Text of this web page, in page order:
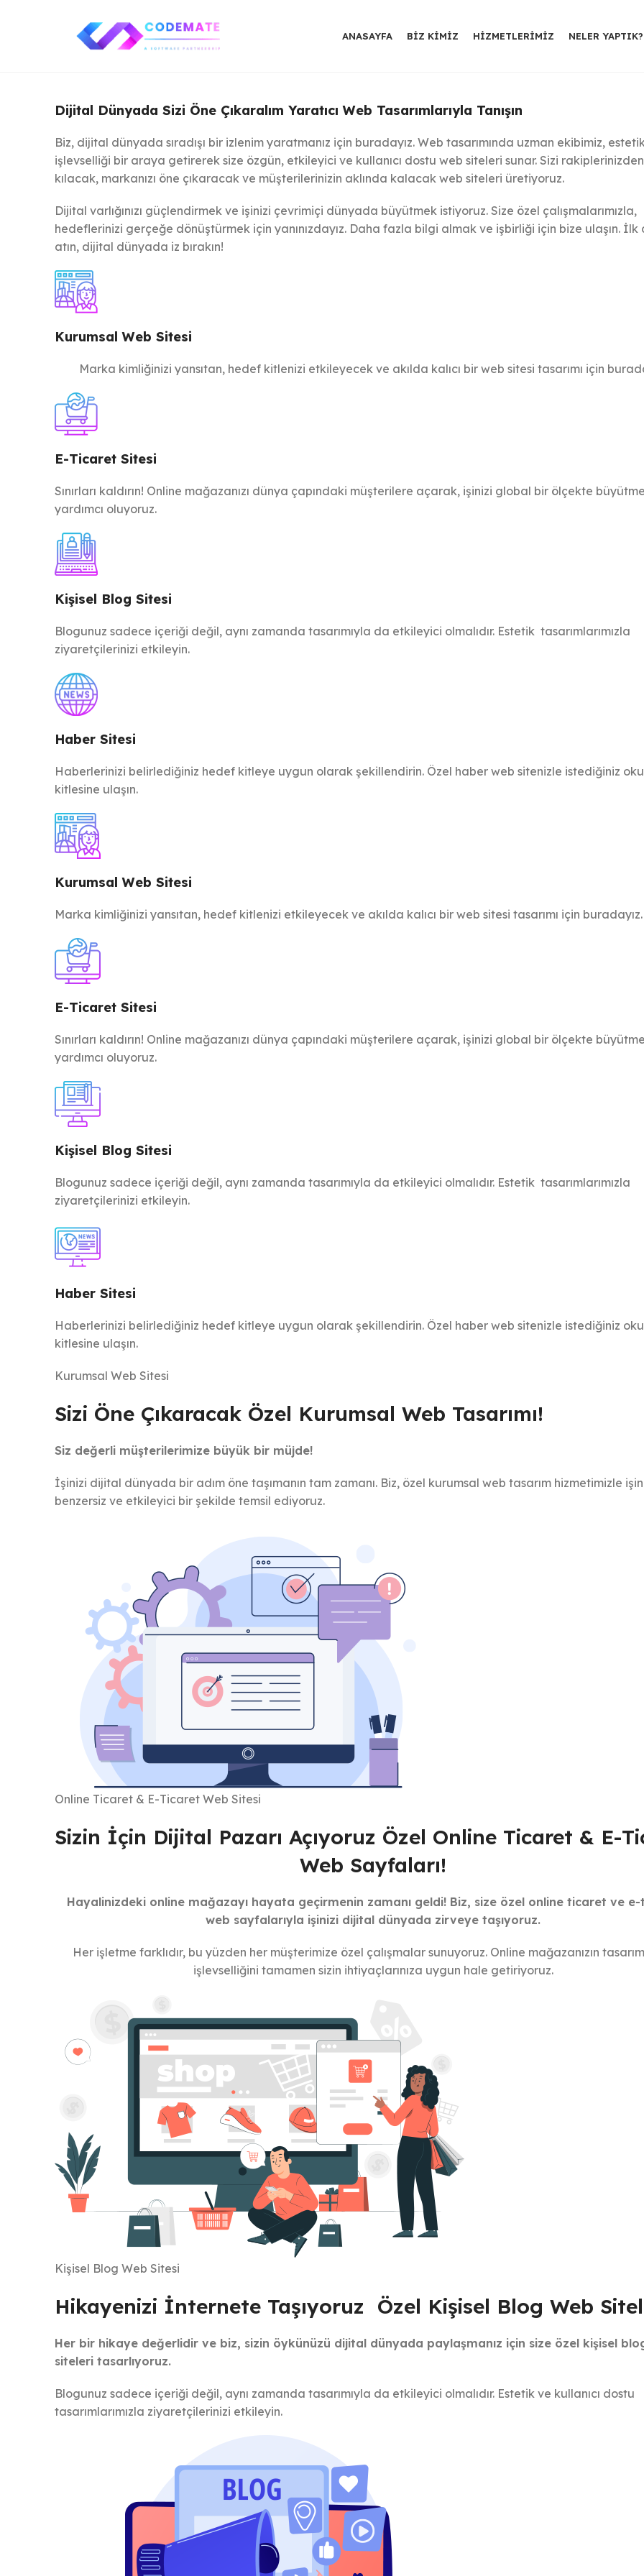
ANASAYFA BIZ KIMIZ HIZMETLERIMIZ NELER YAPTIK?
Dijital Dünyada Sizi Öne Çıkaralım Yaratıcı Web Tasarımlarıyla Tanışın
Biz, dijital dünyada sıradışı bir izlenim yaratmanız için buradayız. Web tasarımında uzman ekibimiz,
işlevselliği bir araya getirerek size özgün, etkileyici ve kullanıcı dostu web siteleri sunar. Sizi
kılacak, markanızı öne çıkaracak ve müşterilerinizin aklında kalacak web siteleri üretiyoruz.
Dijital varlığınızı güçlendirmek ve işinizi çevrimiçi dünyada büyütmek istiyoruz. Size özel çalışmalarımızla,
hedeflerinizi gerçeğe dönüştürmek için yanınızdayız. Daha fazla bilgi almak ve işbirliği için bize ulaşın. İlk
atın, dijital dünyada iz bırakın!
Kurumsal Web Sitesi
Marka kimliğinizi yansıtan, hedef kitlenizi etkileyecek ve akılda kalıcı bir web sitesi tasarımı için
E-Ticaret Sitesi
Sınırları kaldırın! Online mağazanızı dünya çapındaki müşterilere açarak, işinizi global bir ölçekte
yardımcı oluyoruz.
Kişisel Blog Sitesi
Blogunuz sadece içeriği değil, aynı zamanda tasarımıyla da etkileyici olmalıdır. Estetik tasarımlarımızla
ziyaretçilerinizi etkileyin.
Haber Sitesi
Haberlerinizi belirlediğiniz hedef kitleye uygun olarak şekillendirin. Özel haber web sitenizle istediğiniz
kitlesine ulaşın.
Kurumsal Web Sitesi
Marka kimliğinizi yansıtan, hedef kitlenizi etkileyecek ve akılda kalıcı bir web sitesi tasarımı için buradayız.
E-Ticaret Sitesi
Sınırları kaldırın! Online mağazanızı dünya çapındaki müşterilere açarak, işinizi global bir ölçekte
yardımcı oluyoruz.
Kişisel Blog Sitesi
Blogunuz sadece içeriği değil, aynı zamanda tasarımıyla da etkileyici olmalıdır. Estetik tasarımlarımızla
ziyaretçilerinizi etkileyin.
Haber Sitesi
Haberlerinizi belirlediğiniz hedef kitleye uygun olarak şekillendirin. Özel haber web sitenizle istediğiniz
kitlesine ulaşın.
Kurumsal Web Sitesi
Sizi Öne Çıkaracak Özel Kurumsal Web Tasarımı!
Siz değerli müşterilerimize büyük bir müjde!
İşinizi dijital dünyada bir adım öne taşımanın tam zamanı. Biz, özel kurumsal web tasarım hizmetimizle
benzersiz ve etkileyici bir şekilde temsil ediyoruz.
Online Ticaret & E-Ticaret Web Sitesi
Sizin İçin Dijital Pazarı Açıyoruz Özel Online Ticaret & E-
Web Sayfaları!
Hayalinizdeki online mağazayı hayata geçirmenin zamanı geldi! Biz, size özel online ticaret ve
web sayfalarıyla işinizi dijital dünyada zirveye taşıyoruz.
Her işletme farklıdır, bu yüzden her müşterimize özel çalışmalar sunuyoruz. Online mağazanızın
işlevselliğini tamamen sizin ihtiyaçlarınıza uygun hale getiriyoruz.
Kişisel Blog Web Sitesi
Hikayenizi İnternete Taşıyoruz Özel Kişisel Blog Web
Her bir hikaye değerlidir ve biz, sizin öykünüzü dijital dünyada paylaşmanız için size özel kişisel
siteleri tasarlıyoruz.
Blogunuz sadece içeriği değil, aynı zamanda tasarımıyla da etkileyici olmalıdır. Estetik ve kullanıcı dostu
tasarımlarımızla ziyaretçilerinizi etkileyin.